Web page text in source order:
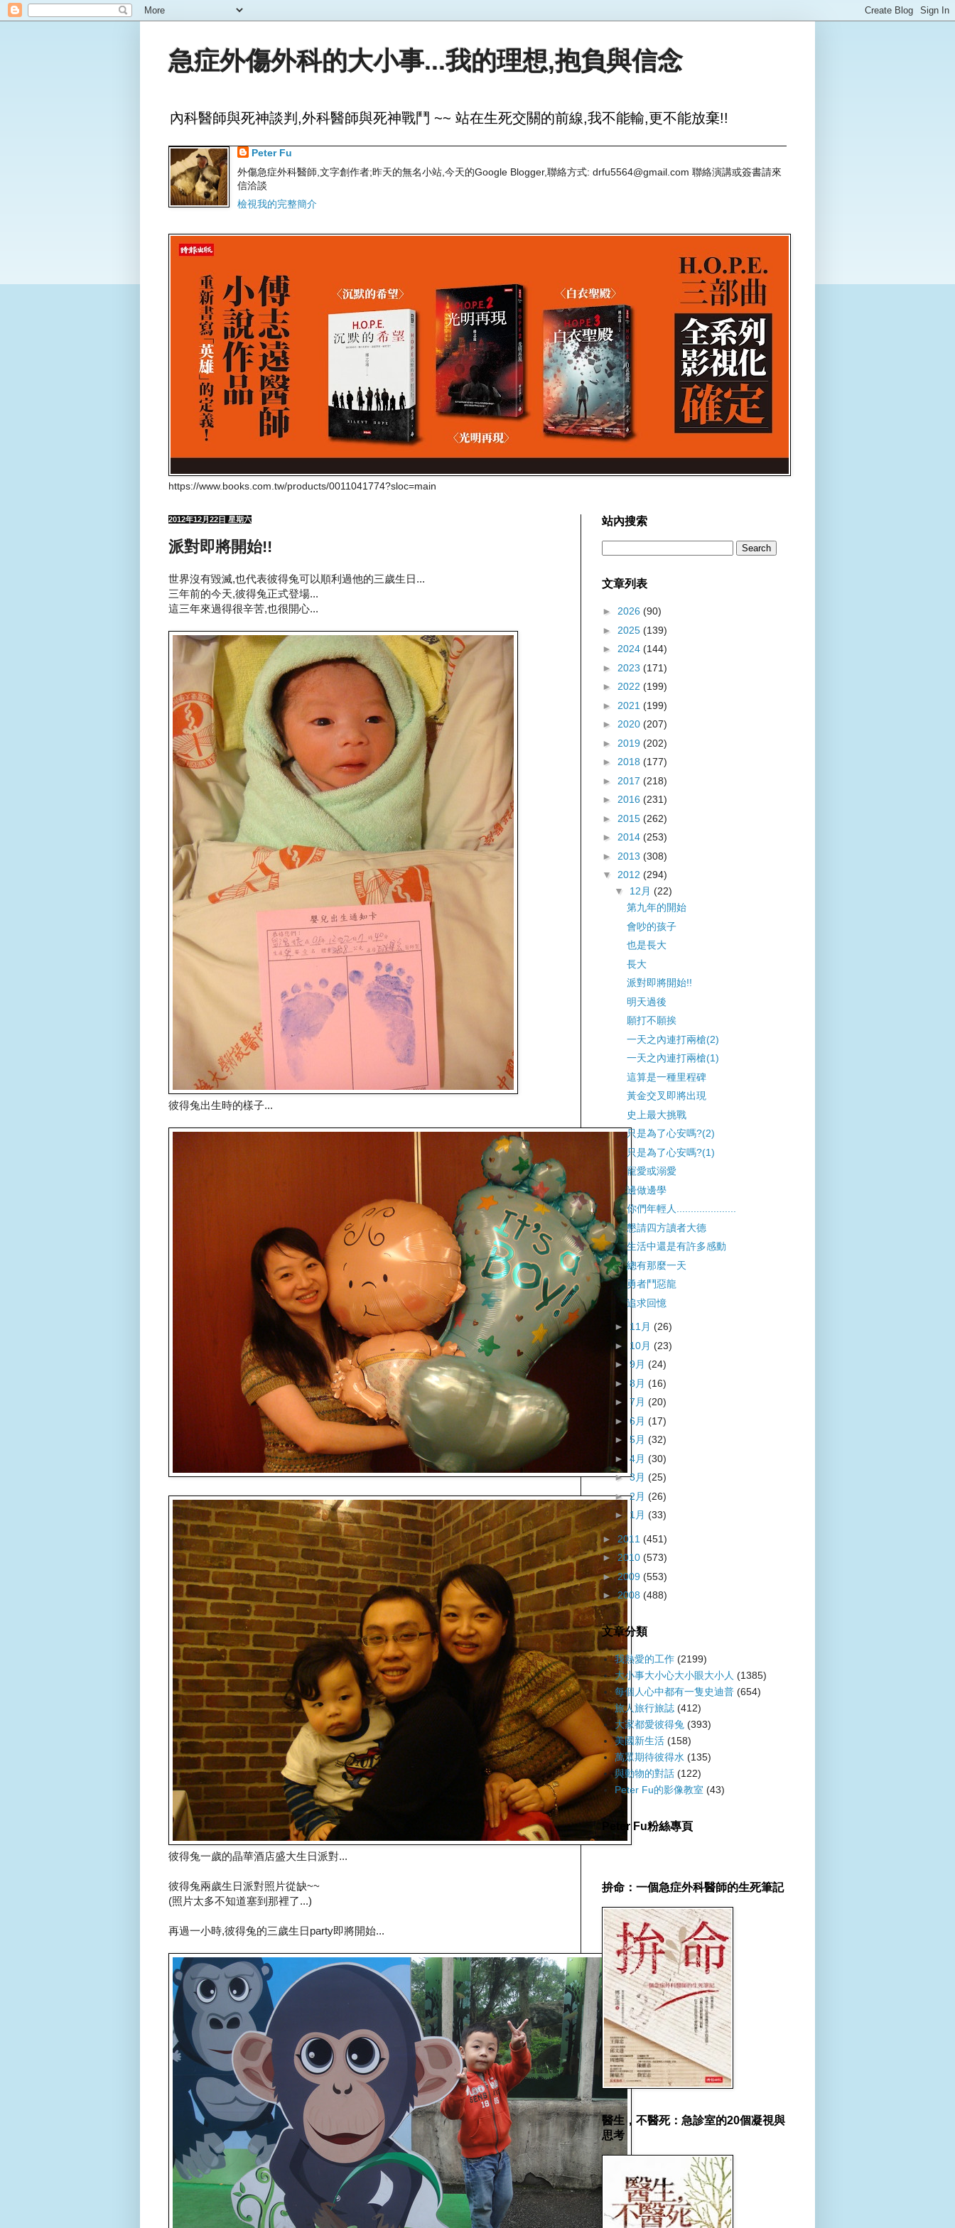
急症外傷外科的大小事...我的理想,抱負與信念
內科醫師與死神談判,外科醫師與死神戰鬥 ~~ 站在生死交關的前線,我不能輸,更不能放棄!!
Peter Fu
外傷急症外科醫師,文字創作者;昨天的無名小站,今天的Google Blogger,聯絡方式: drfu5564@gmail.com 聯絡演講或簽書請來
信洽談
檢視我的完整簡介
https://www.books.com.tw/products/0011041774?sloc=main
2012年12月22日 星期六
派對即將開始!!
世界沒有毀滅,也代表彼得兔可以順利過他的三歲生日...
三年前的今天,彼得兔正式登場...
這三年來過得很辛苦,也很開心...
彼得兔出生時的樣子...
彼得兔一歲的晶華酒店盛大生日派對...
彼得兔兩歲生日派對照片從缺~~
(照片太多不知道塞到那裡了...)
再過一小時,彼得兔的三歲生日party即將開始...
站內搜索
文章列表
► 2026 (90)
► 2025 (139)
► 2024 (144)
► 2023 (171)
► 2022 (199)
► 2021 (199)
► 2020 (207)
► 2019 (202)
► 2018 (177)
► 2017 (218)
► 2016 (231)
► 2015 (262)
► 2014 (253)
► 2013 (308)
▼ 2012 (294)
▼ 12月 (22)
第九年的開始
會吵的孩子
也是長大
長大
派對即將開始!!
明天過後
願打不願挨
一天之內連打兩槍(2)
一天之內連打兩槍(1)
這算是一種里程碑
黃金交叉即將出現
史上最大挑戰
只是為了心安嗎?(2)
只是為了心安嗎?(1)
寵愛或溺愛
邊做邊學
你們年輕人.....................
懇請四方讀者大德
生活中還是有許多感動
總有那麼一天
勇者鬥惡龍
追求回憶
► 11月 (26)
► 10月 (23)
► 9月 (24)
► 8月 (16)
► 7月 (20)
► 6月 (17)
► 5月 (32)
► 4月 (30)
►3月 (25)
►2月 (26)
► 1月 (33)
► 2011 (451)
► 2010 (573)
►2009 (553)
►2008 (488)
文章分類
我熱愛的工作 (2199)
大小事大小心大小眼大小人 (1385)
每個人心中都有一隻史迪普 (654)
旅人旅行旅誌 (412)
大家都愛彼得兔 (393)
美國新生活 (158)
萬眾期待彼得水 (135)
與動物的對話 (122)
Peter Fu的影像教室 (43)
Peter Fu粉絲專頁
拚命：一個急症外科醫師的生死筆記
醫生，不醫死：急診室的20個凝視與
思考